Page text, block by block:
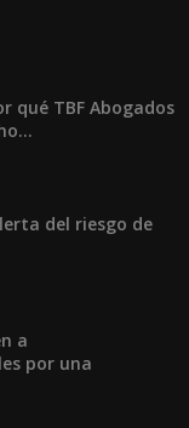
qué TBF Abogados
del riesgo de
a
por una